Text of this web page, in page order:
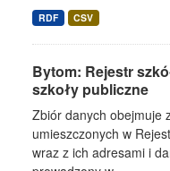
RDF CSV
Bytom: Rejestr
szkoły publiczne
Zbiór danych obejmuje
umieszczonych w
wraz z ich adresami i